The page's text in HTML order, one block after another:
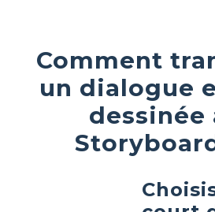
Comment
un dialogue
dessinée